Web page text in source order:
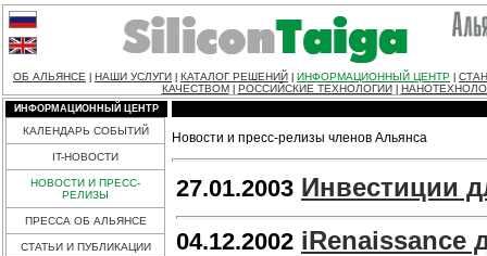
ОБ АЛЬЯНСЕ НАШИ УСЛУГИ КАТАЛОГ РЕШЕНИЙ ИНФОРМАЦИОННЫЙ ЦЕНТР
КАЧЕСТВОМ
РОССИЙСКИЕ ТЕХНОЛОГИИ
ИНФОРМАЦИОННЫЙ ЦЕНТР
КАЛЕНДАРЬ СОБЫТИЙ
IT-НОВОСТИ
НОВОСТИ И ПРЕСС-
РЕЛИЗЫ
ПРЕССА ОБ АЛЬЯНСЕ
СТАТЬИ И ПУБЛИКАЦИИ
Новости и пресс-релизы членов Альянса
27.01.2003 Инвестиции
04.12.2002 iRenaissance